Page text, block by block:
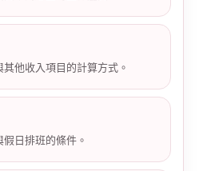
他收入項目的計算方式。
日排班的條件。